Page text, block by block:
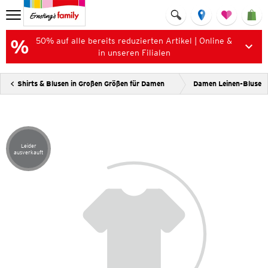
50% auf alle bereits reduzierten Artikel | Online &
in unseren Filialen
Shirts & Blusen in Großen Größen für Damen Damen Leinen-Bluse
Artikel leider ausverkauft
Leider
ausverkauft